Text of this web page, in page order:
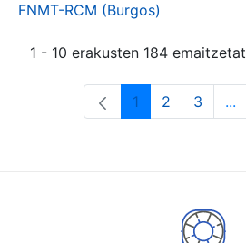
FNMT-RCM (Burgos)
1 - 10 erakusten 184
Orrialdea
1 Orrialdea
2 3 ...